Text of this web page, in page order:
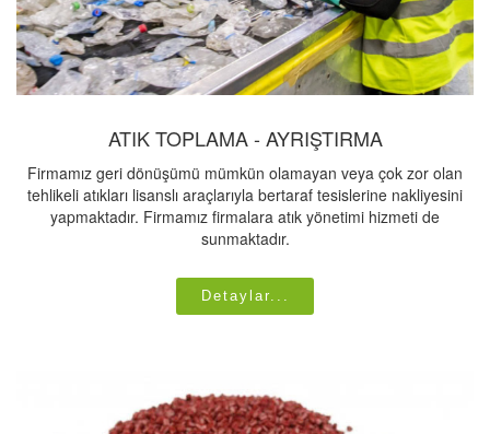
ATIK TOPLAMA - AYRIŞTIRMA
Firmamız geri dönüşümü mümkün olamayan veya çok zor olan
tehlikeli atıkları lisanslı araçlarıyla bertaraf tesislerine nakliyesini
yapmaktadır. Firmamız firmalara atık yönetimi hizmeti de
sunmaktadır.
Detaylar...